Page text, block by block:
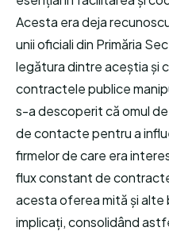
Acesta era deja
unii oficiali din Primăria
legătura dintre aceștia și
contractele publice
s-a descoperit că omul
de contacte pentru a
firmelor de care era
flux constant de
acesta oferea mită și alte
implicați, consolidând